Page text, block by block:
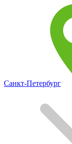
Санкт-Петербург